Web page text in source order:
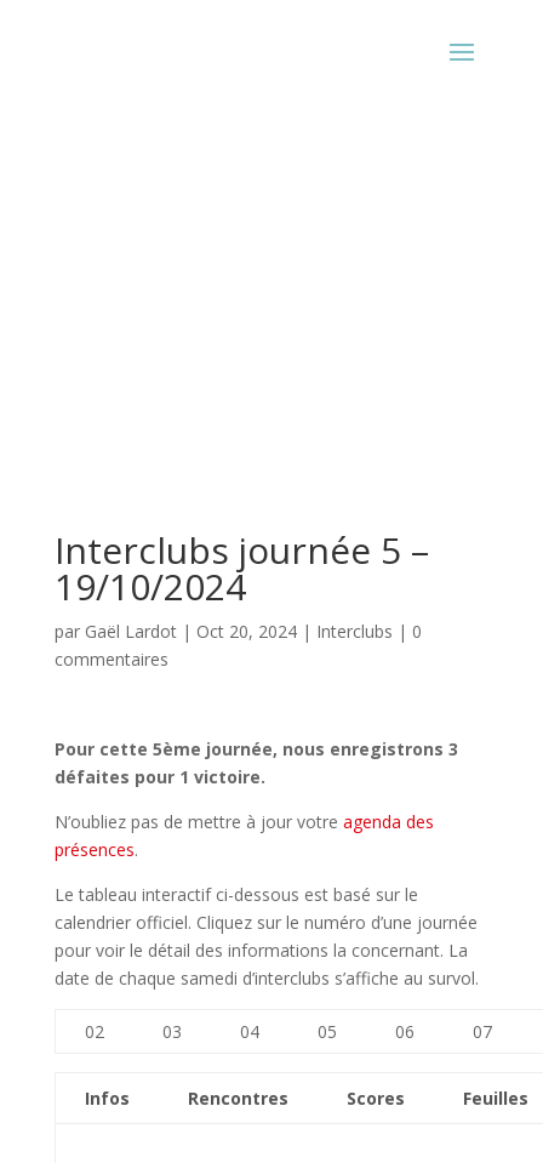
Interclubs journée 5 –
19/10/2024
par Gaël Lardot| Oct 20, 2024| Interclubs | 0
commentaires
Pour cette 5ème journée, nous enregistrons 3
défaites pour 1 victoire.
N’oubliez pas de mettre à jour votre agenda des
présences.
Le tableau interactif ci-dessous est basé sur le
calendrier officiel. Cliquez sur le numéro d’une journée
pour voir le détail des informations la concernant. La
date de chaque samedi d’interclubs s’affiche au survol.
02 03 04 05 06 07
Infos Rencontres Scores Feuilles